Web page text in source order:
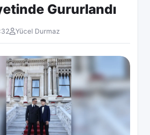
Gururlandı
Yücel Durmaz